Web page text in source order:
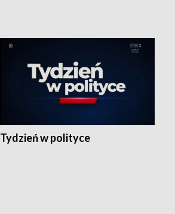
Tydzień w polityce